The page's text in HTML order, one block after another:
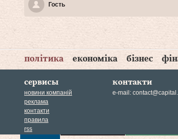
Гость
політика економіка бізнес
сервисы
новини компаній
реклама
контакти
правила
rss
контакти
e-mail: